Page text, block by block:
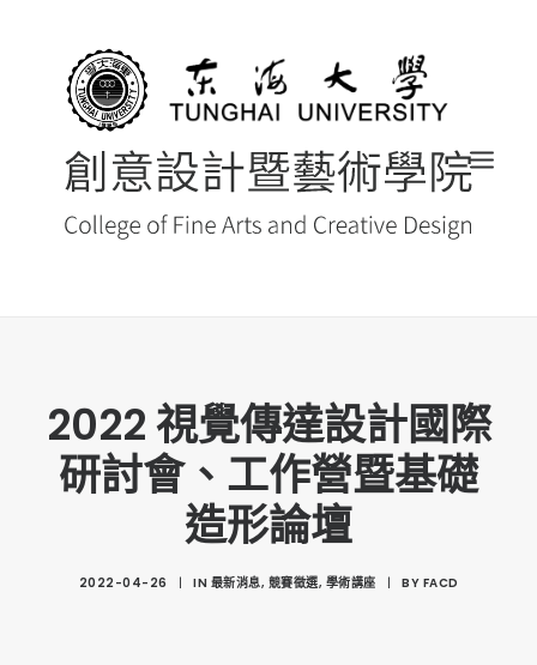
最新消息 NEWS
創藝院簡介
創意科技與藝術跨域學分學程
光點計畫智慧設計班
2022 視覺傳達設計國際
研討會、工作營暨基礎
造形論壇
2022-04-26 | IN 最新消息, 競賽徵選, 學術講座 | BY FACD